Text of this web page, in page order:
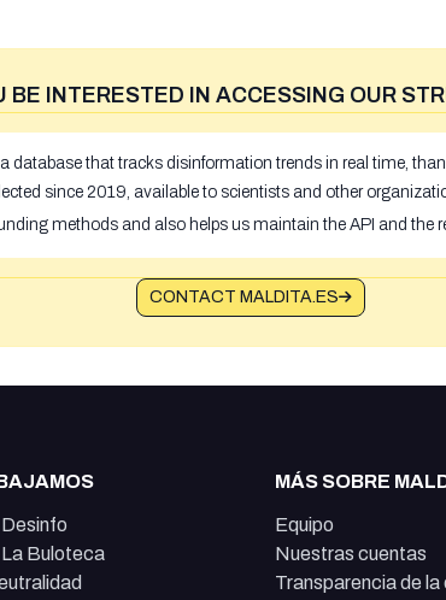
BE INTERESTED IN ACCESSING OUR
database that tracks disinformation trends in real time,
since 2019, available to scientists and other
methods and also helps us maintain the API and the
CONTACT MALDITA.ES
Buloteca
MÁS SOBRE
Equipo
Nuestras cuentas
Transparencia de